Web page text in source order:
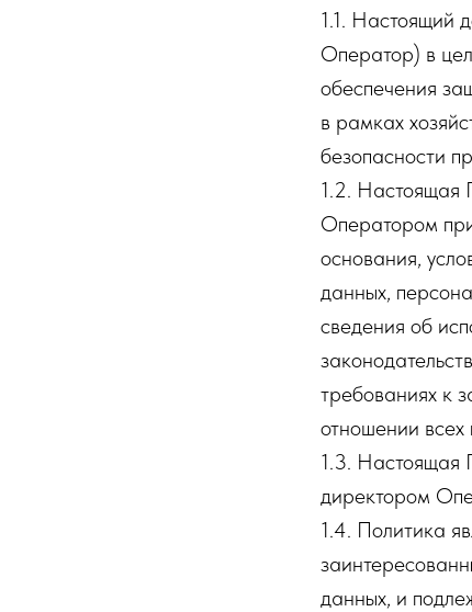
1.1. Настоящий
Оператор) в
обеспечения
в рамках
безопасности
1.2. Настоящая
Оператором
основания,
данных,
сведения об
требованиях к
отношении
1.3. Настоящая
директором
1.4. Политика
данных, и